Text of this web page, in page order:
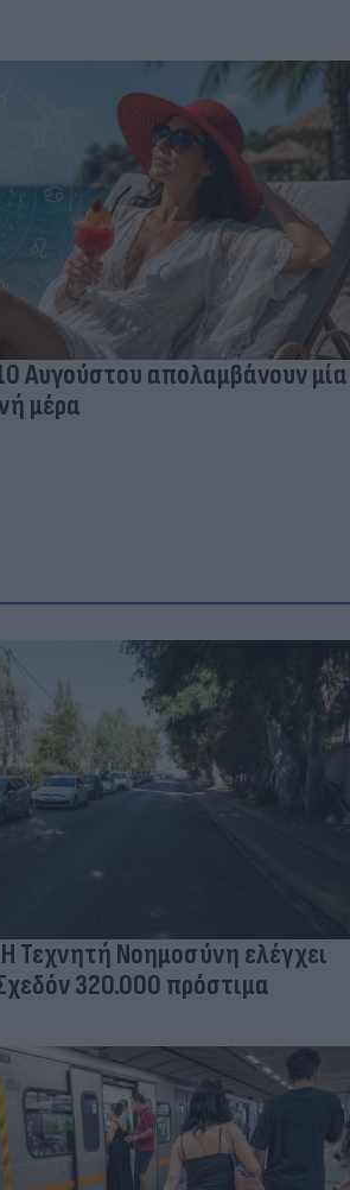
Αυγούστου απολαμβάνουν μία
μέρα
Τεχνητή Νοημοσύνη ελέγχει
320.000 πρόστιμα